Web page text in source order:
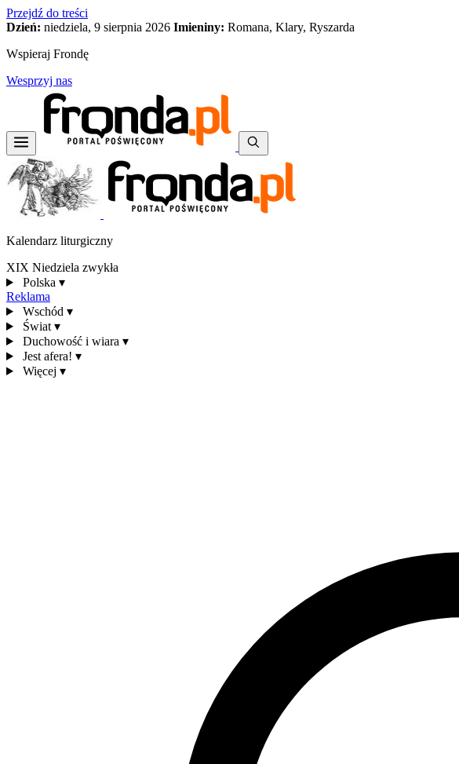
Przejdź do treści
Dzień: niedziela, 9 sierpnia 2026 Imieniny: Romana, Klary, Ryszarda
Wspieraj Frondę
Wesprzyj nas
Kalendarz liturgiczny
XIX Niedziela zwykła
Polska ▾
Reklama
Wschód ▾
Świat ▾
Duchowość i wiara ▾
Jest afera! ▾
Więcej ▾